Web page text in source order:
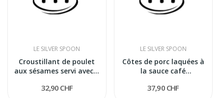
LE SILVER SPOON
Croustillant de poulet
aux sésames servi avec...
32,90 CHF
LE SILVER SPOON
Côtes de porc laquées à
la sauce café
37,90 CHF